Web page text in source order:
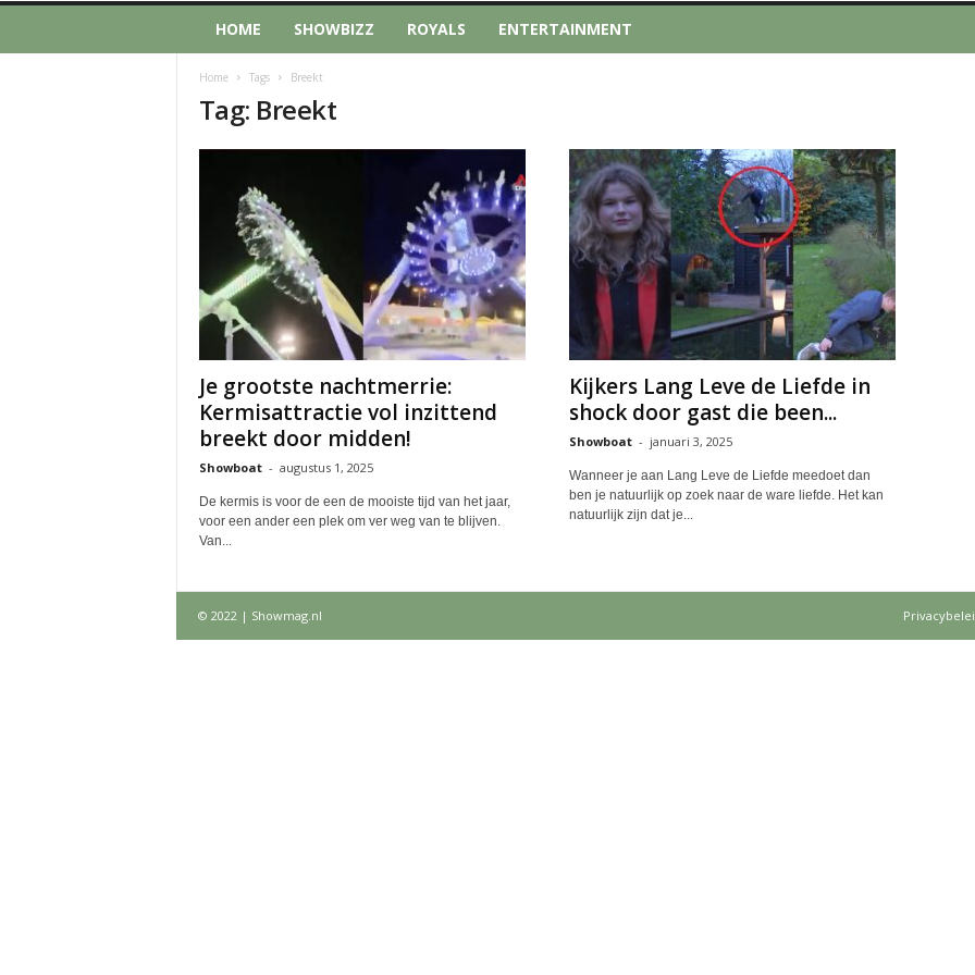
HOME SHOWBIZZ ROYALS ENTERTAINMENT
Home Tags Breekt
Tag: Breekt
Je grootste nachtmerrie:
Kermisattractie vol inzittend
breekt door midden!
Showboat - augustus 1, 2025
De kermis is voor de een de mooiste tijd van het jaar,
voor een ander een plek om ver weg van te blijven.
Van...
Kijkers Lang Leve de Liefde in
shock door gast die been...
Showboat - januari 3, 2025
Wanneer je aan Lang Leve de Liefde meedoet dan
ben je natuurlijk op zoek naar de ware liefde. Het kan
natuurlijk zijn dat je...
© 2022 | Showmag.nl